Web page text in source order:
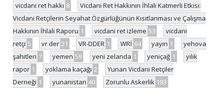
vicdani ret hakkı 8
Vicdani Ret Hakkının İhlali Katmerli Etkisi:
Vicdani Retçilerin Seyahat Özgürlüğünün Kısıtlanması ve Çalışma
Hakkının İhlali Raporu 1 vicdani ret izleme 53
vicdani
retçi 5 vr der 21 VR-DDER 1 WRİ 64 yayın 1
yehova
şahitleri 7 yemen 59 yeni zelanda 1 yeniçağ 1
yılık
rapor 1 yoklama kaçağı 2
Yunan Vicdani Retçiler
Derneği 1 yunanistan 40 Zorunlu Askerlik 183